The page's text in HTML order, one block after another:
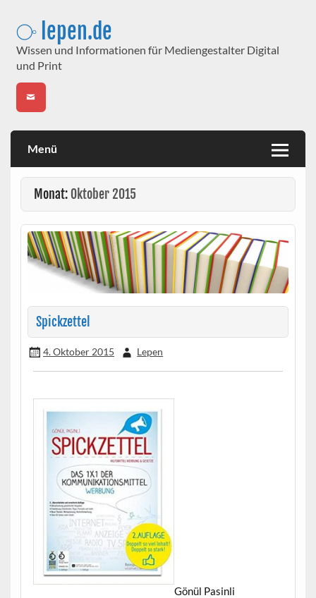
content⧂ lepen.de
Wissen und Informationen für Mediengestalter Digital
und Print
Menü
Monat: Oktober 2015
Spickzettel
4. Oktober 2015 Lepen
Gönül Pasinli